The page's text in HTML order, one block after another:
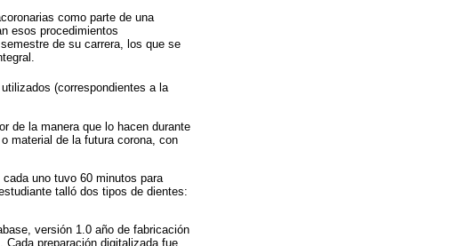
como parte de una
esos procedimientos
de su carrera, los que se
(correspondientes a la
de la manera que lo hacen durante
material de la futura corona, con
cada uno tuvo 60 minutos para
talló dos tipos de dientes:
versión 1.0 año de fabricación
Cada preparación digitalizada fue